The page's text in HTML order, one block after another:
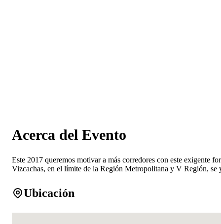
Acerca del Evento
Este 2017 queremos motivar a más corredores con este exigente
Vizcachas, en el límite de la Región Metropolitana y V Región, se
Ubicación